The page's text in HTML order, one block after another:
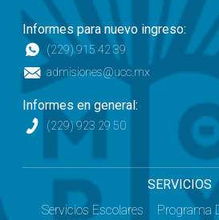
Informes para nuevo ingreso:
(229) 915 42 39
admisiones@ucc.mx
Informes en general:
(229) 923 29 50
SERVICIOS
Servicios Escolares
Programa